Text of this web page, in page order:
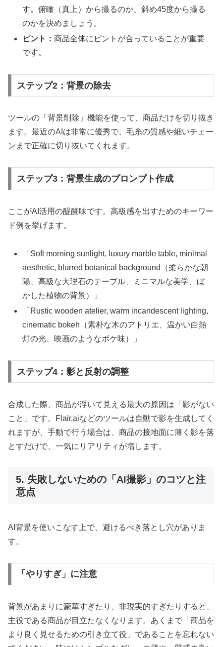
す。俯瞰（真上）から撮るのか、斜め45度から撮る
のかを決めましょう。
ピント：商品全体にピントが合っていることが重要
です。
ステップ2：背景の除去
ツールの「背景削除」機能を使って、商品だけを切り抜き
ます。最近のAIは非常に優秀で、毛糸の質感や細いチェー
ンまで正確に切り抜いてくれます。
ステップ3：背景生成のプロンプト作成
ここがAI活用の醍醐味です。高級感を出すためのキーワー
ド例を挙げます。
「Soft morning sunlight, luxury marble table, minimal
aesthetic, blurred botanical background（柔らかな朝
陽、高級な大理石のテーブル、ミニマルな美学、ぼ
かした植物の背景）」
「Rustic wooden atelier, warm incandescent lighting,
cinematic bokeh（素朴な木のアトリエ、温かい白熱
灯の光、映画のようなボケ味）」
ステップ4：影と反射の調整
合成した際、商品が浮いて見える最大の原因は「影がない
こと」です。Flair.aiなどのツールは自動で影を生成してく
れますが、手動で行う場合は、商品の接地面に薄く影を落
とすだけで、一気にリアリティが増します。
5. 失敗しないための「AI撮影」のコツと注
意点
AI背景を使いこなす上で、避けるべき落とし穴がありま
す。
「やりすぎ」に注意
背景があまりに豪華すぎたり、非現実的すぎたりすると、
主役である商品が目立たなくなります。あくまで「商品を
より良く見せるための引き立て役」であることを忘れない